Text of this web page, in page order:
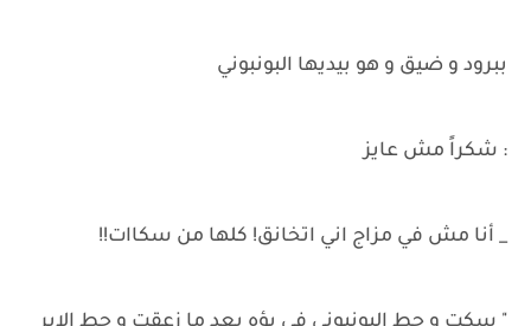
ببرود و ضيق و هو بيديها البونبوني
: شكراً مش عايز
_ أنا مش في مزاج اني اتخانق! كلها من سكاات!!